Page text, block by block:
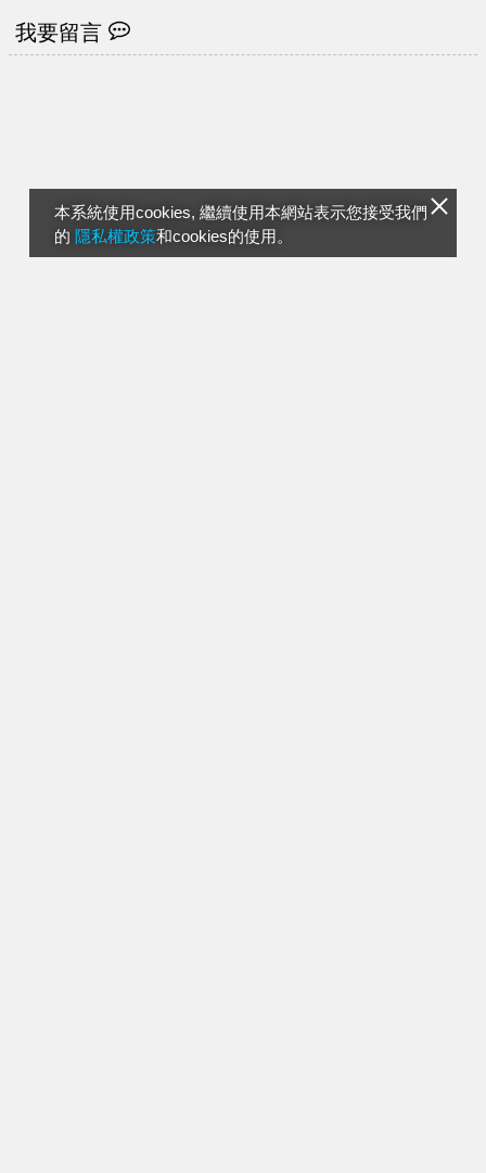
本系統使用cookies, 繼續使用本網站表示您接受我們
的 隱私權政策和cookies的使用。
了！」
我要留言